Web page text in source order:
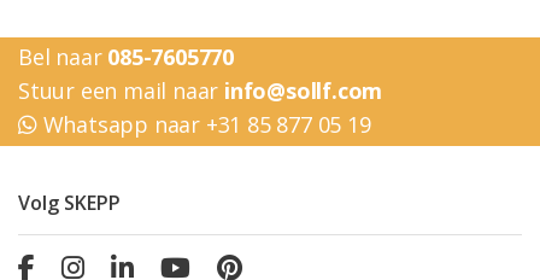
Bel naar 085-7605770
Stuur een mail naar info@sollf.com
Whatsapp naar +31 85 877 05 19
Volg SKEPP